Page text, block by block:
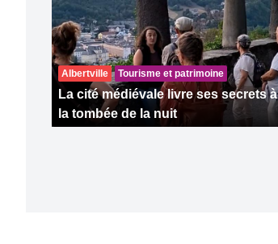
Albertville Tourisme et patrimoine
La cité médiévale livre ses secrets à
la tombée de la nuit